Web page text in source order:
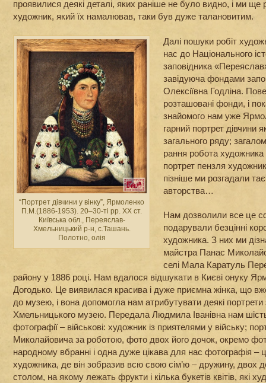
проявилися деякі деталі, яких раніше не було видно, і ми ще
художник, який їх намалював, таки був дуже талановитим.
“Портрет дівчини у вінку”, Ярмоленко
П.М.(1886-1953). 20–30-ті рр. ХХ ст.
Київська обл., Переяслав-
Хмельницький р-н, с.Ташань.
Полотно, олія
Далі пошуки робіт
нас до Національного
заповідника
завідуюча фондами
Олексіївна Годліна.
розташовані фонди, і
знайомого нам уже
гарний портрет дівчини
загального ряду;
рання робота
портрет пензля
пізніше ми розгадали
авторства…
Нам дозволили все це
подарували безцінні
художника. З них ми
майстра Панас
селі Мала Каратуль
району у 1886 році. Нам вдалося відшукати в Києві онуку
Догодько. Це виявилася красива і дуже приємна жінка, що
до музею, і вона допомогла нам атрибутувати деякі
Хмельницького музею. Передала Людмила Іванівна нам
фотографії – військові: художник із приятелями у війську;
Миколайовича за роботою, фото двох його дочок, окремо
народному вбранні і одна дуже цікава для нас фотографія –
художника, де він зобразив всю свою сім’ю – дружину, двох
столом, на якому лежать фрукти і кілька букетів квітів, які